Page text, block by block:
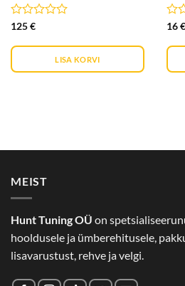
Hinnanguga
/
125€
LISA KORVI
/
16€
MEIST
Hunt Tuning OÜ on
hooldusele ja ümberehitusele,
lisavarustust, rehve ja velgi.